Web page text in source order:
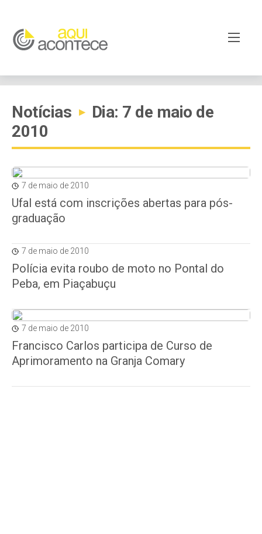
Notícias ▸
Dia: 7 de maio de
2010
7 de maio de 2010
Ufal está com inscrições abertas para pós-
graduação
7 de maio de 2010
Polícia evita roubo de moto no Pontal do
Peba, em Piaçabuçu
7 de maio de 2010
Francisco Carlos participa de Curso de
Aprimoramento na Granja Comary